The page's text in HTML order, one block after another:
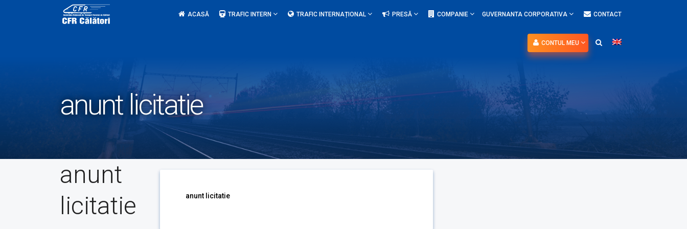
ACASĂ TRAFIC INTERN TRAFIC INTERNAȚIONAL PRESĂ COMPANIE GUVERNANTA CORPORATIVA CONTACT
CONTUL MEU
anunt licitatie
anunt
licitatie
anunt licitatie